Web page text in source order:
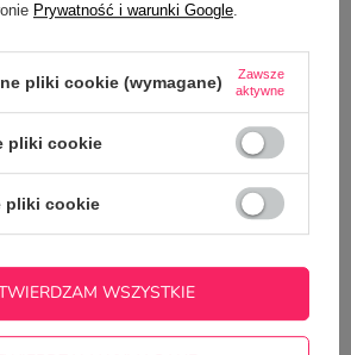
Prywatność i warunki Google
pliki cookie (wymagane)
Zawsze
aktywne
pliki cookie
pliki cookie
WSZYSTKIE